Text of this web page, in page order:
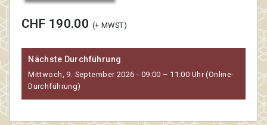
CHF 190.00 (+ MWST)
Nächste Durchführung
Mittwoch, 9. September 2026 - 09:00 – 11:00 Uhr (Online-
Durchführung)